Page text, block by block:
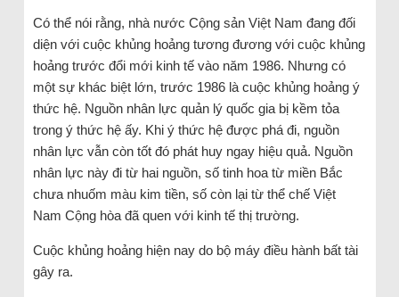
Có thể nói rằng, nhà nước Cộng sản Việt Nam đang đối
diện với cuộc khủng hoảng tương đương với cuộc khủng
hoảng trước đổi mới kinh tế vào năm 1986. Nhưng có
một sự khác biệt lớn, trước 1986 là cuộc khủng hoảng ý
thức hệ. Nguồn nhân lực quản lý quốc gia bị kềm tỏa
trong ý thức hệ ấy. Khi ý thức hệ được phá đi, nguồn
nhân lực vẫn còn tốt đó phát huy ngay hiệu quả. Nguồn
nhân lực này đi từ hai nguồn, số tinh hoa từ miền Bắc
chưa nhuốm màu kim tiền, số còn lại từ thể chế Việt
Nam Cộng hòa đã quen với kinh tế thị trường.
Cuộc khủng hoảng hiện nay do bộ máy điều hành bất tài
gây ra.